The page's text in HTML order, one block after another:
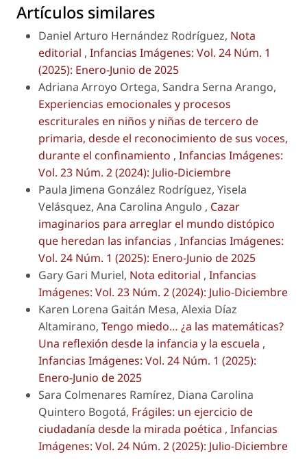
Artículos similares
Daniel Arturo Hernández Rodríguez, Nota
editorial , Infancias Imágenes: Vol. 24 Núm. 1
(2025): Enero-Junio de 2025
Adriana Arroyo Ortega, Sandra Serna Arango,
Experiencias emocionales y procesos
escriturales en niños y niñas de tercero de
primaria, desde el reconocimiento de sus voces,
durante el confinamiento , Infancias Imágenes:
Vol. 23 Núm. 2 (2024): Julio-Diciembre
Paula Jimena González Rodríguez, Yisela
Velásquez, Ana Carolina Angulo , Cazar
imaginarios para arreglar el mundo distópico
que heredan las infancias , Infancias Imágenes:
Vol. 24 Núm. 1 (2025): Enero-Junio de 2025
Gary Gari Muriel, Nota editorial , Infancias
Imágenes: Vol. 23 Núm. 2 (2024): Julio-Diciembre
Karen Lorena Gaitán Mesa, Alexia Díaz
Altamirano, Tengo miedo… ¿a las matemáticas?
Una reflexión desde la infancia y la escuela ,
Infancias Imágenes: Vol. 24 Núm. 1 (2025):
Enero-Junio de 2025
Sara Colmenares Ramírez, Diana Carolina
Quintero Bogotá, Frágiles: un ejercicio de
ciudadanía desde la mirada poética , Infancias
Imágenes: Vol. 24 Núm. 2 (2025): Julio-Diciembre